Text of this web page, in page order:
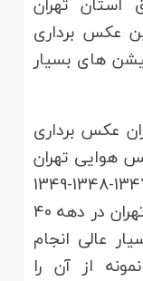
عکس برداری
های بسیار
عکس برداری
هوایی تهران
در سال 1341-1343-1345-1346-1347-1348-1349
را نام برد اکثر عکس های هوایی تهران در دهه 40
بسیار عالی انجام
از آن را